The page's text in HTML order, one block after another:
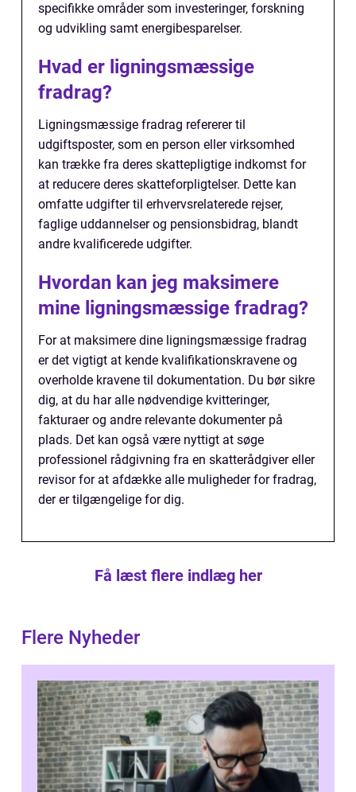
specifikke områder som investeringer, forskning
og udvikling samt energibesparelser.
Hvad er ligningsmæssige
fradrag?
Ligningsmæssige fradrag refererer til
udgiftsposter, som en person eller virksomhed
kan trække fra deres skattepligtige indkomst for
at reducere deres skatteforpligtelser. Dette kan
omfatte udgifter til erhvervsrelaterede rejser,
faglige uddannelser og pensionsbidrag, blandt
andre kvalificerede udgifter.
Hvordan kan jeg maksimere
mine ligningsmæssige fradrag?
For at maksimere dine ligningsmæssige fradrag
er det vigtigt at kende kvalifikationskravene og
overholde kravene til dokumentation. Du bør sikre
dig, at du har alle nødvendige kvitteringer,
fakturaer og andre relevante dokumenter på
plads. Det kan også være nyttigt at søge
professionel rådgivning fra en skatterådgiver eller
revisor for at afdække alle muligheder for fradrag,
der er tilgængelige for dig.
Få læst flere indlæg her
Flere Nyheder